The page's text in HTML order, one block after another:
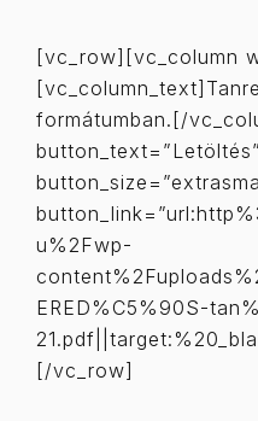
[vc_row][vc_column
formátumban.[/
button_text=”Letöltés”
u%2Fwp-
ERED%C5%90S-
[/vc_row]